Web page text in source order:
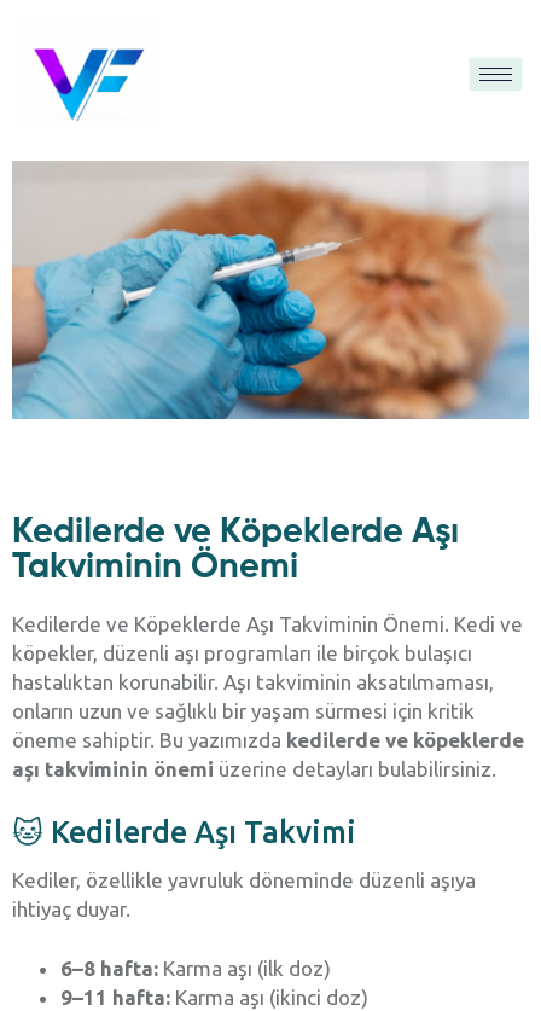
Kedilerde ve Köpeklerde Aşı
Takviminin Önemi
Kedilerde ve Köpeklerde Aşı Takviminin Önemi. Kedi ve
köpekler, düzenli aşı programları ile birçok bulaşıcı
hastalıktan korunabilir. Aşı takviminin aksatılmaması,
onların uzun ve sağlıklı bir yaşam sürmesi için kritik
öneme sahiptir. Bu yazımızda kedilerde ve köpeklerde
aşı takviminin önemi üzerine detayları bulabilirsiniz.
🐱 Kedilerde Aşı Takvimi
Kediler, özellikle yavruluk döneminde düzenli aşıya
ihtiyaç duyar.
6–8 hafta: Karma aşı (ilk doz)
9–11 hafta: Karma aşı (ikinci doz)